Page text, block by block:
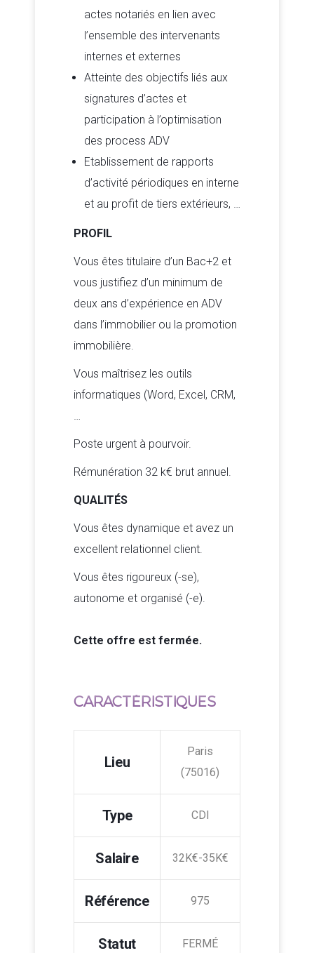
actes notariés en lien avec
l’ensemble des intervenants
internes et externes
Atteinte des objectifs liés aux
signatures d’actes et
participation à l’optimisation
des process ADV
Etablissement de rapports
d’activité périodiques en interne
et au profit de tiers extérieurs, …
PROFIL
Vous êtes titulaire d’un Bac+2 et
vous justifiez d’un minimum de
deux ans d’expérience en ADV
dans l’immobilier ou la promotion
immobilière.
Vous maîtrisez les outils
informatiques (Word, Excel, CRM,
Poste urgent à pourvoir.
Rémunération 32 k€ brut annuel.
QUALITÉS
Vous êtes dynamique et avez un
excellent relationnel client.
Vous êtes rigoureux (-se),
autonome et organisé (-e).
Cette offre est fermée.
CARACTÉRISTIQUES
Lieu
Paris
(75016)
Type CDI
Salaire 32K€-35K€
Référence 975
Statut FERMÉ